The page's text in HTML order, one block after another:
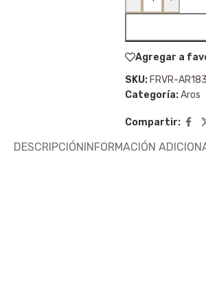
Agregar a
SKU: FRVR-
Categoría:Aros
Compartir:
DESCRIPCIÓNINFORMACIÓN